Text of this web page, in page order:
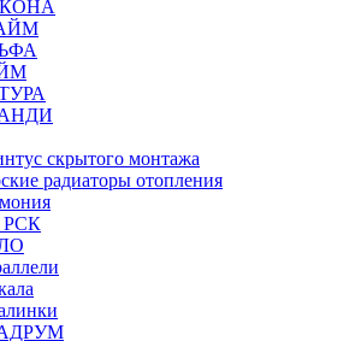
скрытого монтажа
радиаторы отопления
РСК